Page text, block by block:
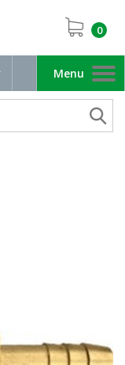
0
Toggle
navigation
Menu